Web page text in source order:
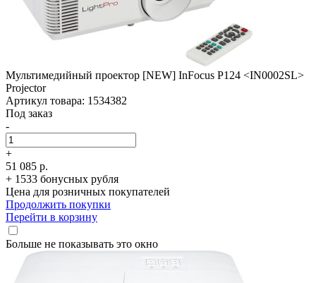
Мультимедийный проектор [NEW] InFocus P124 <IN0002SL>
Projector
Артикул товара: 1534382
Под заказ
-
+
51 085 р.
+ 1533 бонусных рубля
Цена для розничных покупателей
Продолжить покупки
Перейти в корзину
Больше не показывать это окно